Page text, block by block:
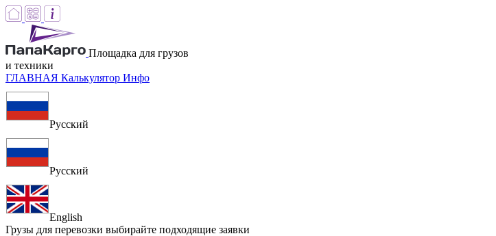
Площадка для грузов
и техники
ГЛАВНАЯ Калькулятор Инфо
Русский
Русский
English
Грузы для перевозки выбирайте подходящие заявки